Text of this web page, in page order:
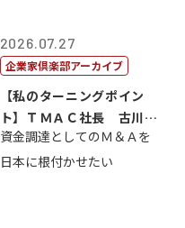
2026.07.27
企業家倶楽部アーカイブ
【私のターニングポイン
ト】ＴＭＡＣ社長 古川英
一
資金調達としてのＭ＆Ａを
日本に根付かせたい